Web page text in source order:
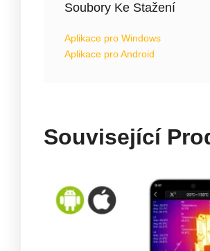
Soubory Ke Stažení
Aplikace pro Windows
Aplikace pro Android
Související